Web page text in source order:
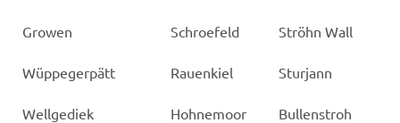
Growen Schroefeld Ströhn Wall
Wüppegerpätt Rauenkiel Sturjann
Wellgediek Hohnemoor Bullenstroh